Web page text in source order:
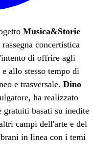
Musica&Storie
concertistica
di offrire agli
allo stesso tempo di
e trasversale. Dino
ha realizzato
basati su inedite
campi dell'arte e del
in linea con i temi